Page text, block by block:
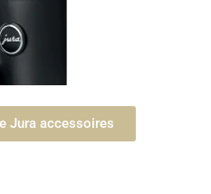
Jura accessoires